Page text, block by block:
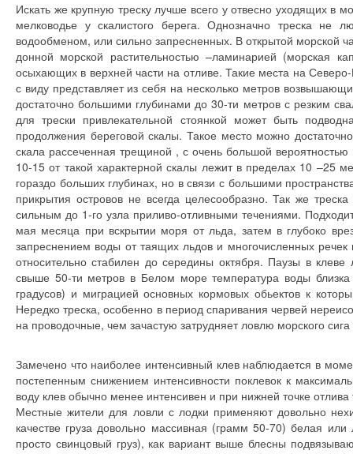
Искать же крупную треску лучше всего у отвесно уходящих в
мелководье у скалистого берега. Однозначно треска
водообменом, или сильно запресненных. В открытой морской
донной морской растительностью –ламинарией (морская
осыхающих в верхней части на отливе. Такие места на
с виду представляет из себя на несколько метров
достаточно большими глубинами до 30-ти метров с резким
для трески привлекательной стоянкой может быть
продолжения береговой скалы. Такое место можно
скала рассеченная трещиной , с очень большой
10-15 от такой характерной скалы лежит в пределах 10 –25
гораздо больших глубинах, но в связи с большими
прикрытия островов не всегда целесообразно. Так же
сильным до 1-го узла приливо-отливными течениями.
мая месяца при вскрытии моря от льда, затем в глубоко
запреснением воды от таящих льдов и многочисленных
относительно стабилен до середины октября. Паузы в
свыше 50-ти метров в Белом море температура воды
градусов) и миграцией основных кормовых обьектов к
Нередко треска, особенно в период спаривания червей
на проводочные, чем зачастую затрудняет ловлю морского
Замечено что наиболее интенсивный клев наблюдается в
постепенным снижением интенсивности поклевок к
воду клев обычно менее интенсивен и при нижней точке
Местные жители для ловли с лодки применяют довольно
качестве груза довольно массивная (грамм 50-70) белая
просто свинцовый груз), как вариант выше блесны